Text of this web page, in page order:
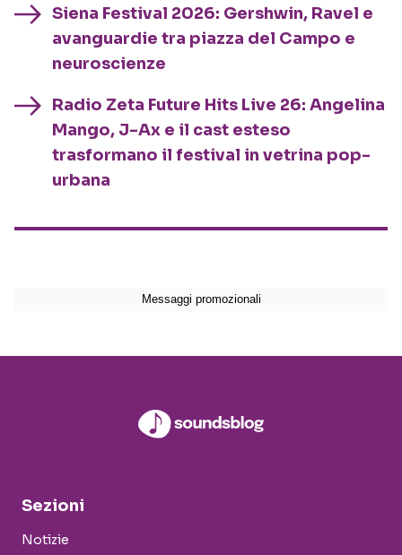
Siena Festival 2026: Gershwin, Ravel e
avanguardie tra piazza del Campo e
neuroscienze
Radio Zeta Future Hits Live 26: Angelina
Mango, J-Ax e il cast esteso
trasformano il festival in vetrina pop-
urbana
Sezioni
Notizie